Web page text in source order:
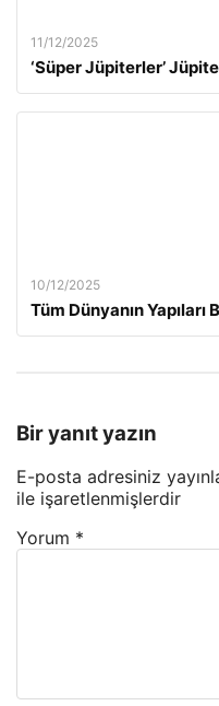
11/12/2025
‘Süper Jüpiterler’
10/12/2025
Tüm Dünyanın Yapıları
Bir yanıt yazın
E-posta adresiniz
ile işaretlenmişlerdir
Yorum *